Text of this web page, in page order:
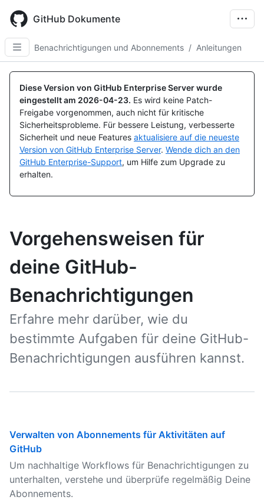
main
content
GitHub Dokumente
Benachrichtigungen und Abonnements / Anleitungen
Diese Version von GitHub Enterprise Server wurde
eingestellt am 2026-04-23. Es wird keine Patch-
Freigabe vorgenommen, auch nicht für kritische
Sicherheitsprobleme. Für bessere Leistung, verbesserte
Sicherheit und neue Features aktualisiere auf die neueste
Version von GitHub Enterprise Server. Wende dich an den
GitHub Enterprise-Support, um Hilfe zum Upgrade zu
erhalten.
Vorgehensweisen für
deine GitHub-
Benachrichtigungen
Erfahre mehr darüber, wie du
bestimmte Aufgaben für deine GitHub-
Benachrichtigungen ausführen kannst.
Verwalten von Abonnements für Aktivitäten auf
GitHub
Um nachhaltige Workflows für Benachrichtigungen zu
unterhalten, verstehe und überprüfe regelmäßig Deine
Abonnements.